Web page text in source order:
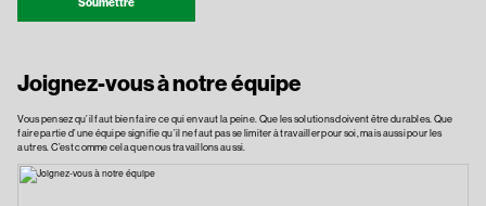
Joignez-vous à notre équipe
Vous pensez qu’il faut bien faire ce qui en vaut la peine. Que les solutions doivent être durables. Que
faire partie d’une équipe signifie qu’il ne faut pas se limiter à travailler pour soi, mais aussi pour les
autres. C’est comme cela que nous travaillons aussi.